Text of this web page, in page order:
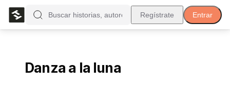
Regístrate Entrar
Danza a la luna